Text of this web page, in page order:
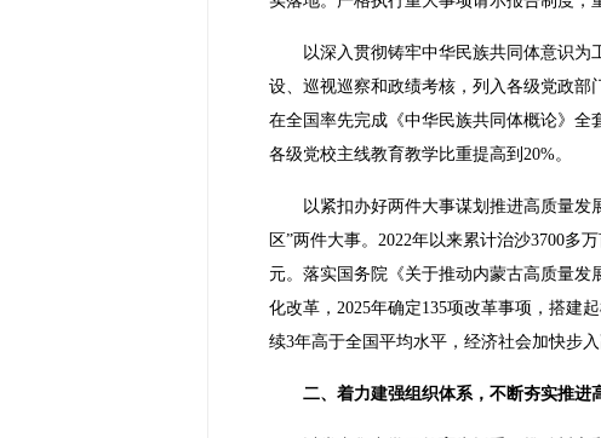
以深入贯彻铸牢中华民族共同体意识
设、巡视巡察和政绩考核，列入各级党政部
在全国率先完成《中华民族共同体概论》全
各级党校主线教育教学比重提高到20%。
以紧扣办好两件大事谋划推进高质量
区”两件大事。2022年以来累计治沙3700多
元。落实国务院《关于推动内蒙古高质量
化改革，2025年确定135项改革事项，搭建
续3年高于全国平均水平，经济社会加快步
二、着力建强组织体系，不断夯实推进